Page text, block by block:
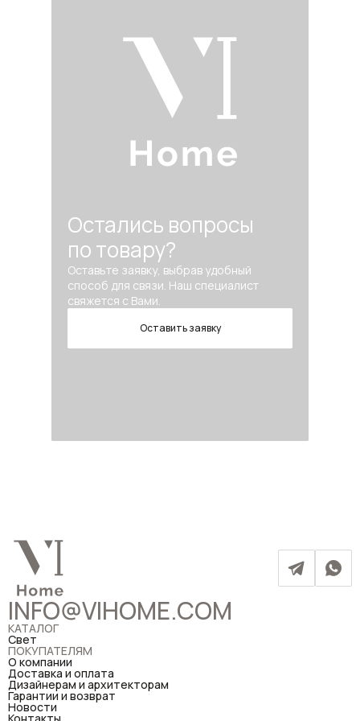
Остались вопросы
по товару?
Оставьте заявку, выбрав удобный
способ для связи. Наш специалист
свяжется с Вами.
Оставить заявку
INFO@VIHOME.COM
КАТАЛОГ
Свет
ПОКУПАТЕЛЯМ
О компании
Доставка и оплата
Дизайнерам и архитекторам
Гарантии и возврат
Новости